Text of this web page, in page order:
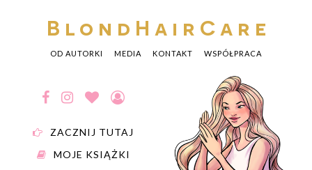
BlondHairCare
OD AUTORKI MEDIA KONTAKT WSPÓŁPRACA
ZACZNIJ TUTAJ
MOJE KSIĄŻKI